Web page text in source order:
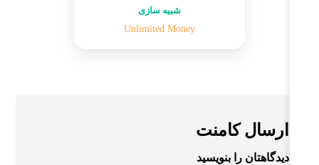
شبیه سازی
Unlimited Money
ارسال کامنت
دیدگاهتان را بنویسید